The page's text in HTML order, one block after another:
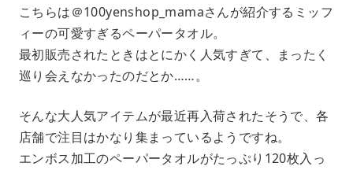
こちらは＠100yenshop_mamaさんが紹介するミッフ
ィーの可愛すぎるペーパータオル。
最初販売されたときはとにかく人気すぎて、まったく
巡り会えなかったのだとか……。
そんな大人気アイテムが最近再入荷されたそうで、各
店舗で注目はかなり集まっているようですね。
エンボス加工のペーパータオルがたっぷり120枚入っ